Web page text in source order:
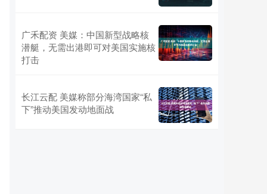
广禾配资 美媒：中国新型战略核
潜艇，无需出港即可对美国实施核
打击
长江云配 美媒称部分海湾国家“私
下”推动美国发动地面战